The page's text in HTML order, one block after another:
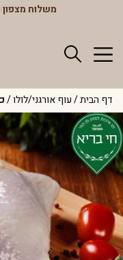
משלוח מצפון
דף הבית/עוף אורגני/לולו/